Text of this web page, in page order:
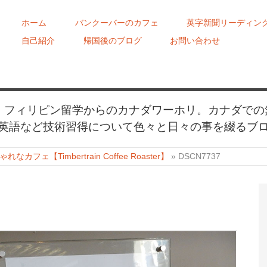
ホーム バンクーバーのカフェ
英字新聞リーディン
自己紹介
帰国後のブログ お問い合わせ
ィリピン留学からのカナダワーホリ。カナダで
語など技術習得について色々と日々の事を綴るブ
れなカフェ【Timbertrain Coffee Roaster】 » DSCN7737